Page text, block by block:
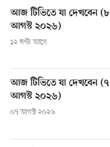
আজ টিভিতে যা দেখবেন (৮
আগস্ট ২০২৬)
১২ ঘণ্টা আগে
আজ টিভিতে যা দেখবেন (৭
আগস্ট ২০২৬)
০৭ আগস্ট ২০২৬